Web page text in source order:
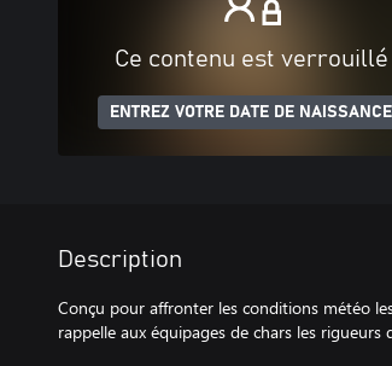
Ce contenu est verrouillé
ENTREZ VOTRE DATE DE NAISSANCE
Description
Conçu pour affronter les conditions météo
rappelle aux équipages de chars les